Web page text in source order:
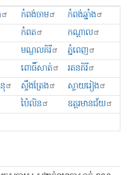
កំពង់ចាម
កំពង់ឆ្នាំង
កំពត
កណ្ដាល
មណ្ឌលគិរី
ភ្នំពេញ
ពោធិ៍សាត់
រតនគិរី
ស្ទឹងត្រែង
ស្វាយរៀង
ប៉ៃលិន
ឧត្ដរមានជ័យ